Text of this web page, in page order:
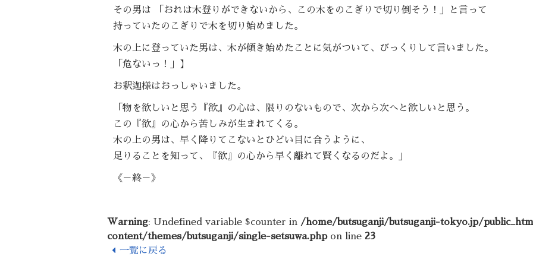
その男は 「おれは木登りができないから、この木をのこぎりで切り倒そう！」と言って
持っていたのこぎりで木を切り始めました。
木の上に登っていた男は、木が傾き始めたことに気がついて、びっくりして言いました。
「危ないっ！」】
お釈迦様はおっしゃいました。
「物を欲しいと思う『欲』の心は、限りのないもので、次から次へと欲しいと思う。
この『欲』の心から苦しみが生まれてくる。
木の上の男は、早く降りてこないとひどい目に合うように、
足りることを知って、『欲』の心から早く離れて賢くなるのだよ。」
《－終－》
Warning: Undefined variable $counter in /home/butsuganji/butsuganji-tokyo.jp/
content/themes/butsuganji/single-setsuwa.phpon line 23
一覧に戻る